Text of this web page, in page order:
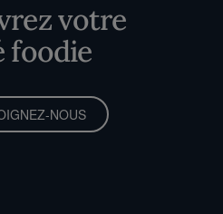
votre
foodie
NOUS